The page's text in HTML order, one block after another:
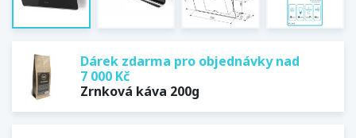
Dárek zdarma pro objednávky nad
7 000 Kč
Zrnková káva 200g